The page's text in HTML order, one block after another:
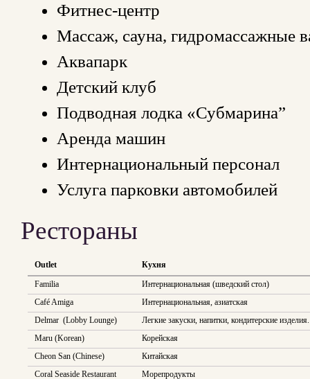
Фитнес-центр
Массаж, сауна, гидромассажные
Аквапарк
Детский клуб
Подводная лодка «Субмарина”
Аренда машин
Интернациональный персонал
Услуга парковки автомобилей
Рестораны
Outlet
Кухня
Familia
Интернациональная (шведский стол)
Café Amiga
Интернациональная, азиатская
Delmar (Lobby Lounge)
Легкие закуски, напитки, кондитерские изделия.
Maru (Korean)
Корейская
Cheon San (Chinese)
Китайская
Coral Seaside Restaurant
Морепродукты